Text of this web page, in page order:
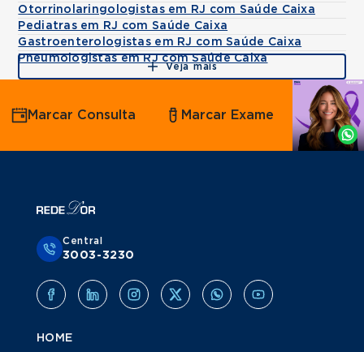
Otorrinolaringologistas em RJ com Saúde Caixa
Pediatras em RJ com Saúde Caixa
Gastroenterologistas em RJ com Saúde Caixa
Pneumologistas em RJ com Saúde Caixa
Veja mais
Agende
por
Whatsapp
Marcar Consulta Marcar Exame
Central
3003-3230
HOME